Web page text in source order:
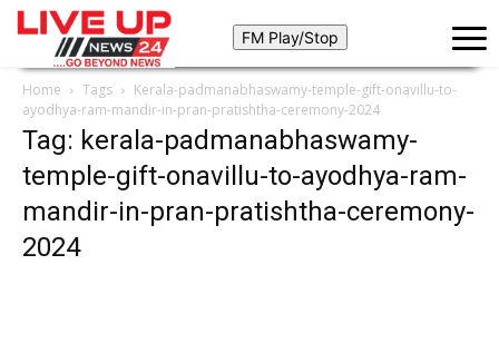
Home Tags
Kerala-padmanabhaswamy-temple-gift-onavillu-to-
ayodhya-ram-mandir-in-pran-pratishtha-ceremony-2024
Tag: kerala-padmanabhaswamy-
temple-gift-onavillu-to-ayodhya-ram-
mandir-in-pran-pratishtha-ceremony-
2024